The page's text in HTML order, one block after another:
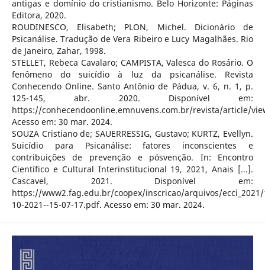
antigas e domínio do cristianismo. Belo Horizonte: Páginas
Editora, 2020.
ROUDINESCO, Elisabeth; PLON, Michel. Dicionário de
Psicanálise. Tradução de Vera Ribeiro e Lucy Magalhães. Rio
de Janeiro, Zahar, 1998.
STELLET, Rebeca Cavalaro; CAMPISTA, Valesca do Rosário. O
fenômeno do suicídio à luz da psicanálise. Revista
Conhecendo Online. Santo Antônio de Pádua, v. 6, n. 1, p.
125-145, abr. 2020. Disponível em:
https://conhecendoonline.emnuvens.com.br/revista/article/
Acesso em: 30 mar. 2024.
SOUZA Cristiano de; SAUERRESSIG, Gustavo; KURTZ, Evellyn.
Suicídio para Psicanálise: fatores inconscientes e
contribuições de prevenção e pósvenção. In: Encontro
Científico e Cultural Interinstitucional 19, 2021, Anais [...].
Cascavel, 2021. Disponível em:
https://www2.fag.edu.br/coopex/inscricao/arquivos/ecci_2021/
10-2021--15-07-17.pdf. Acesso em: 30 mar. 2024.